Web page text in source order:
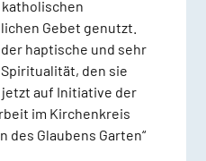
Gebet genutzt.
haptische und sehr
den sie
auf Initiative der
im Kirchenkreis
des Glaubens Garten“